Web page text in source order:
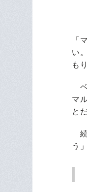
「
い
も
ベ
マ
と
続
う」